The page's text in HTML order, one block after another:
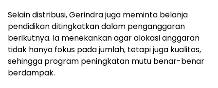
Selain distribusi, Gerindra juga meminta belanja
pendidikan ditingkatkan dalam penganggaran
berikutnya. Ia menekankan agar alokasi anggaran
tidak hanya fokus pada jumlah, tetapi juga kualitas,
sehingga program peningkatan mutu benar-benar
berdampak.